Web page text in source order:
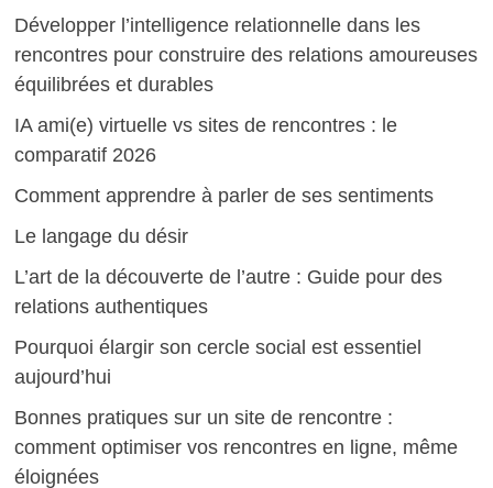
Développer l’intelligence relationnelle dans les
rencontres pour construire des relations amoureuses
équilibrées et durables
IA ami(e) virtuelle vs sites de rencontres : le
comparatif 2026
Comment apprendre à parler de ses sentiments
Le langage du désir
L’art de la découverte de l’autre : Guide pour des
relations authentiques
Pourquoi élargir son cercle social est essentiel
aujourd’hui
Bonnes pratiques sur un site de rencontre :
comment optimiser vos rencontres en ligne, même
éloignées